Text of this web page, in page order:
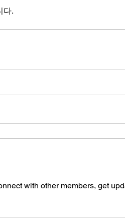
다.
with other members, get